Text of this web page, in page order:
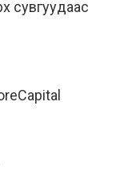
сувгуудаас